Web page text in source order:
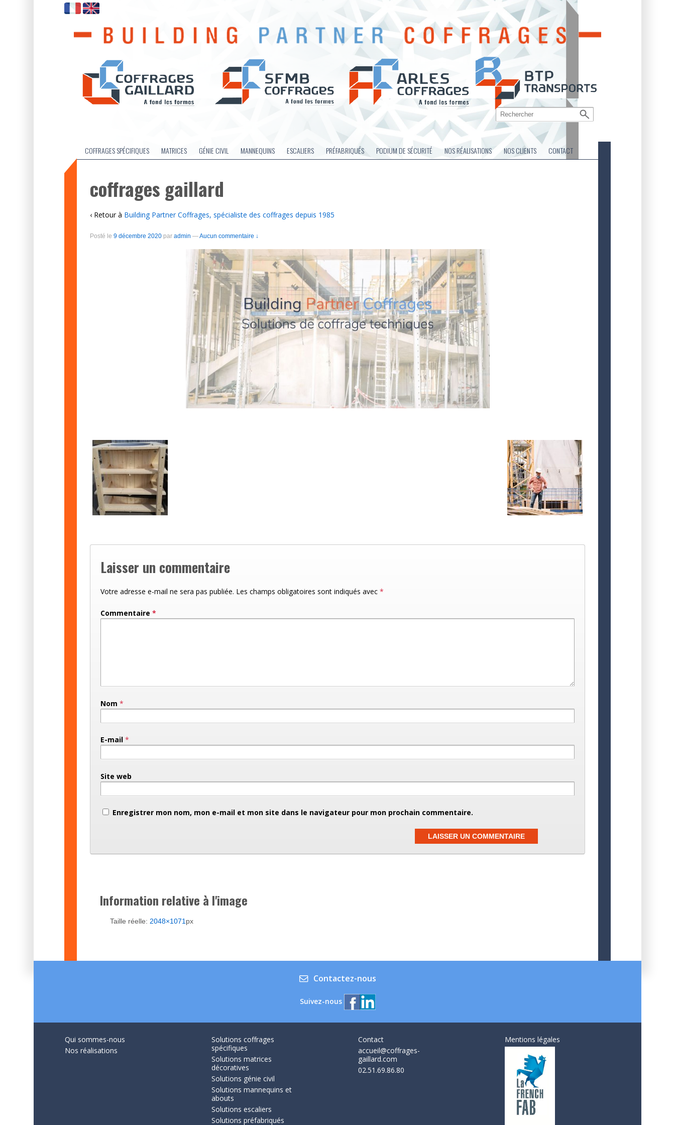
COFFRAGES SPÉCIFIQUES MATRICES GÉNIE CIVIL MANNEQUINS ESCALIERS PRÉFABRIQUÉS PODIUM DE SÉCURITÉ NOS RÉALISATIONS NOS CLIENTS CONTACT
coffrages gaillard
‹ Retour à Building Partner Coffrages, spécialiste des coffrages depuis 1985
Posté le 9 décembre 2020par admin —Aucun commentaire ↓
Laisser un commentaire
Votre adresse e-mail ne sera pas publiée. Les champs obligatoires sont indiqués avec *
Commentaire *
Nom *
E-mail *
Site web
Enregistrer mon nom, mon e-mail et mon site dans le navigateur pour mon prochain commentaire.
Information relative à l'image
Taille réelle: 2048×1071px
Contactez-nous
Suivez-nous
Qui sommes-nous
Nos réalisations
Solutions coffrages
spécifiques
Solutions matrices
décoratives
Solutions génie civil
Solutions mannequins et
abouts
Solutions escaliers
Solutions préfabriqués
Contact
accueil@coffrages-
gaillard.com
02.51.69.86.80
Mentions légales